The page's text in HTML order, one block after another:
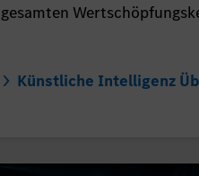
gesamten
Künstliche Intelligenz